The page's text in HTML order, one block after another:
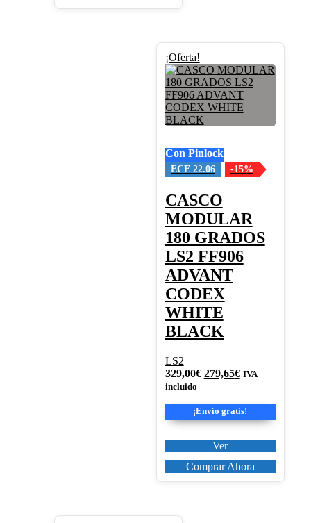
¡Oferta!
Con Pinlock
ECE 22.06 -15%
CASCO
MODULAR
180 GRADOS
LS2 FF906
ADVANT
CODEX
WHITE
BLACK
LS2
329,00€ El
era:
329,00€.
279,65€El
es:
279,65€.
IVA
incluido
¡Envío gratis!
Ver
Este
producto
tiene
múltiples
variantes.
Las
pueden
elegir
la
página
de
producto
Comprar Ahora